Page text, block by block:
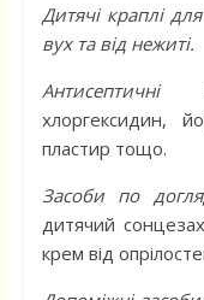
Дитячі краплі
вух та від нежиті.
Антисептичні
хлоргексидин,
пластир тощо.
Засоби по
дитячий
крем від